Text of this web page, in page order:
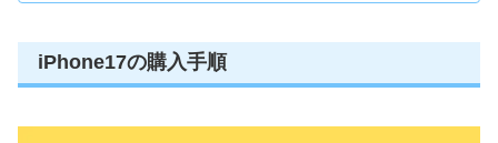
iPhone17の購入手順